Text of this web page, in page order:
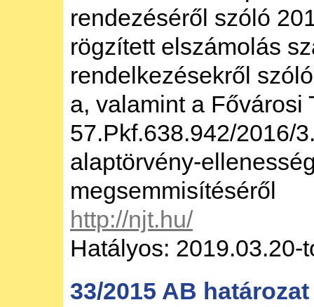
rendezéséről szóló
rögzített elszámolás
rendelkezésekről
a, valamint a Fővárosi
57.Pkf.638.942/2016/
alaptörvény-
megsemmisítéséről
http://njt.hu/
Hatályos: 2019.03.20-
33/2015 AB határozat